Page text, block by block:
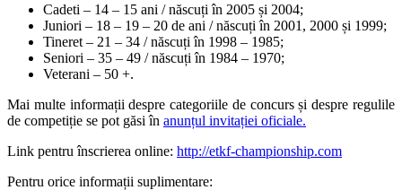
Cadeti – 14 – 15 ani / născuți în 2005 și 2004;
Juniori – 18 – 19 – 20 de ani / născuți în 2001, 2000 și 1999;
Tineret – 21 – 34 / născuți în 1998 – 1985;
Seniori – 35 – 49 / născuți în 1984 – 1970;
Veterani – 50 +.
Mai multe informații despre categoriile de concurs și despre regulile
de competiție se pot găsi în anunțul invitației oficiale.
Link pentru înscrierea online: http://etkf-championship.com
Pentru orice informații suplimentare: